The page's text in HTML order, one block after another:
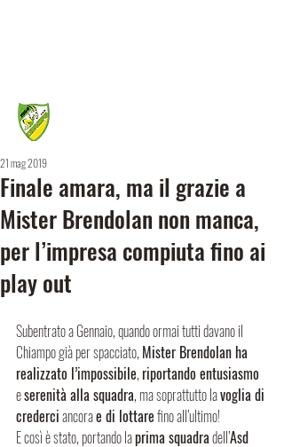
Finale amara, ma il grazie a
Mister Brendolan non manca,
per l’impresa compiuta fino ai
play out
21 mag 2019
Subentrato a Gennaio, quando ormai tutti davano il
Chiampo già per spacciato, Mister Brendolan ha
realizzato l’impossibile, riportando entusiasmo
e serenità alla squadra, ma soprattutto la voglia di
crederci ancora e di lottare fino all’ultimo!
E così è stato, portando la prima squadra dell’Asd